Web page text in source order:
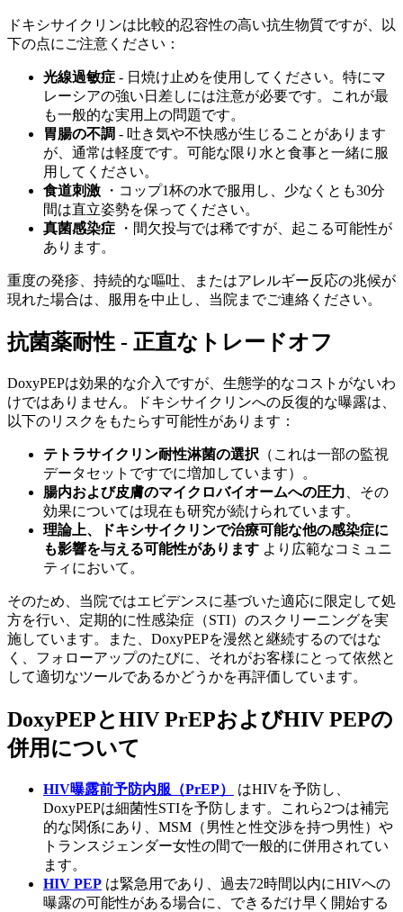
ドキシサイクリンは比較的忍容性の高い抗生物質ですが、以
下の点にご注意ください：
光線過敏症 - 日焼け止めを使用してください。特にマ
レーシアの強い日差しには注意が必要です。これが最
も一般的な実用上の問題です。
胃腸の不調 - 吐き気や不快感が生じることがあります
が、通常は軽度です。可能な限り水と食事と一緒に服
用してください。
食道刺激 ・コップ1杯の水で服用し、少なくとも30分
間は直立姿勢を保ってください。
真菌感染症 ・間欠投与では稀ですが、起こる可能性が
あります。
重度の発疹、持続的な嘔吐、またはアレルギー反応の兆候が
現れた場合は、服用を中止し、当院までご連絡ください。
抗菌薬耐性 - 正直なトレードオフ
DoxyPEPは効果的な介入ですが、生態学的なコストがないわ
けではありません。ドキシサイクリンへの反復的な曝露は、
以下のリスクをもたらす可能性があります：
テトラサイクリン耐性淋菌の選択 （これは一部の監視
データセットですでに増加しています）。
腸内および皮膚のマイクロバイオームへの圧力 、その
効果については現在も研究が続けられています。
理論上、ドキシサイクリンで治療可能な他の感染症に
も影響を与える可能性があります より広範なコミュニ
ティにおいて。
そのため、当院ではエビデンスに基づいた適応に限定して処
方を行い、定期的に性感染症（STI）のスクリーニングを実
施しています。また、DoxyPEPを漫然と継続するのではな
く、フォローアップのたびに、それがお客様にとって依然と
して適切なツールであるかどうかを再評価しています。
DoxyPEPとHIV PrEPおよびHIV PEPの
併用について
HIV曝露前予防内服（PrEP）
はHIVを予防し、
DoxyPEPは細菌性STIを予防します。これら2つは補完
的な関係にあり、MSM（男性と性交渉を持つ男性）や
トランスジェンダー女性の間で一般的に併用されてい
ます。
HIV PEP は緊急用であり、過去72時間以内にHIVへの
曝露の可能性がある場合に、できるだけ早く開始する